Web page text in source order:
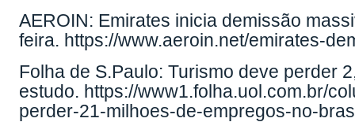
AEROIN: Emirates inicia demissão
feira. https://www.aeroin.net/emirates-
Folha de S.Paulo: Turismo deve perder
estudo. https://www1.folha.uol.com.br/
perder-21-milhoes-de-empregos-no-